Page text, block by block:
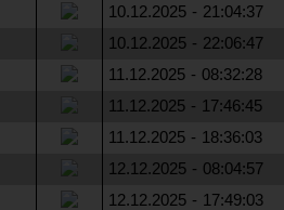
10.12.2025 - 21:04:37
10.12.2025 - 22:06:47
11.12.2025 - 08:32:28
11.12.2025 - 17:46:45
11.12.2025 - 18:36:03
12.12.2025 - 08:04:57
12.12.2025 - 17:49:03